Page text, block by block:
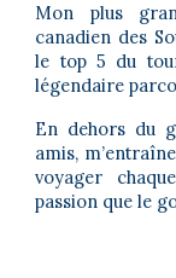
Mon plus
canadien des
le top 5 du
légendaire
En dehors du
amis,
voyager
passion que le